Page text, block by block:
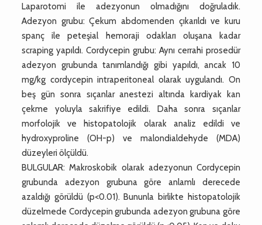
Laparotomi ile adezyonun olmadığını doğruladık.
Adezyon grubu: Çekum abdomenden çıkarıldı ve kuru
spanç ile peteşial hemoraji odakları oluşana kadar
scraping yapıldı. Cordycepin grubu: Aynı cerrahi prosedür
adezyon grubunda tanımlandığı gibi yapıldı, ancak 10
mg/kg cordycepin intraperitoneal olarak uygulandı. On
beş gün sonra sıçanlar anestezi altında kardiyak kan
çekme yoluyla sakrifiye edildi. Daha sonra sıçanlar
morfolojik ve histopatolojik olarak analiz edildi ve
hydroxyproline (OH-p) ve malondialdehyde (MDA)
düzeyleri ölçüldü.
BULGULAR: Makroskobik olarak adezyonun Cordycepin
grubunda adezyon grubuna göre anlamlı derecede
azaldığı görüldü (p<0.01). Bununla birlikte histopatolojik
düzelmede Cordycepin grubunda adezyon grubuna göre